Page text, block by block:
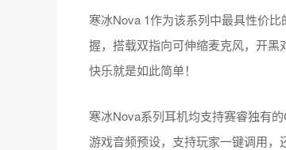
寒冰Nova 1作为该系列中最具性价
握，搭载双指向可伸缩麦克风，开
快乐就是如此简单！
寒冰Nova系列耳机均支持赛睿独有
游戏音频预设，支持玩家一键调用，